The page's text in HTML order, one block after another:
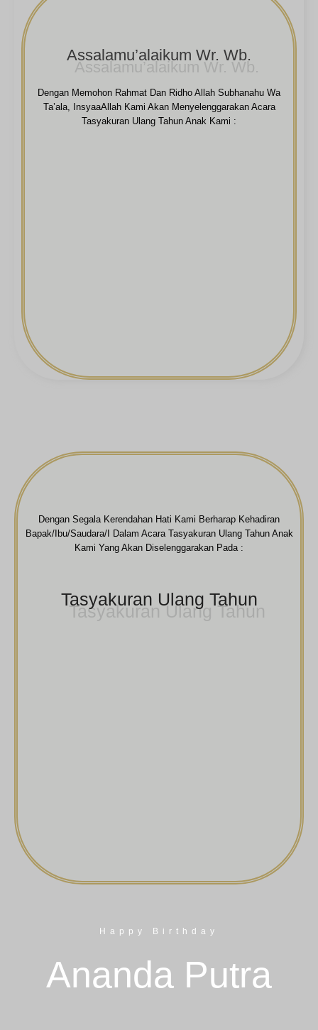
Assalamu’alaikum Wr. Wb.
Dengan Memohon Rahmat Dan Ridho Allah Subhanahu Wa
Ta’ala, InsyaaAllah Kami Akan Menyelenggarakan Acara
Tasyakuran Ulang Tahun Anak Kami :
Dengan Segala Kerendahan Hati Kami Berharap Kehadiran
Bapak/Ibu/Saudara/i Dalam Acara Tasyakuran Ulang Tahun Anak
Kami Yang Akan Diselenggarakan Pada :
Tasyakuran Ulang Tahun
Happy Birthday
Ananda Putra